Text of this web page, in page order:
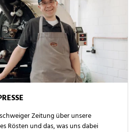
Zeitung über unsere
Rösten und das, was uns dabei